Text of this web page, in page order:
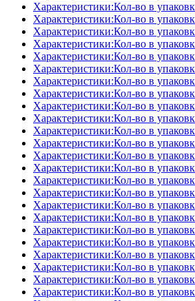
Характеристики:Кол-во в
Характеристики:Кол-во в
Характеристики:Кол-во в
Характеристики:Кол-во в
Характеристики:Кол-во в
Характеристики:Кол-во в
Характеристики:Кол-во в
Характеристики:Кол-во в
Характеристики:Кол-во в
Характеристики:Кол-во в
Характеристики:Кол-во в
Характеристики:Кол-во в
Характеристики:Кол-во в
Характеристики:Кол-во в
Характеристики:Кол-во в
Характеристики:Кол-во в
Характеристики:Кол-во в
Характеристики:Кол-во в
Характеристики:Кол-во в
Характеристики:Кол-во в
Характеристики:Кол-во в
Характеристики:Кол-во в
Характеристики:Кол-во в
Характеристики:Кол-во в